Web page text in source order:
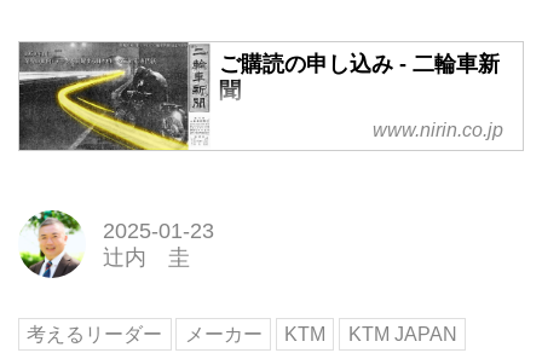
ご購読の申し込み - 二輪車新
聞
www.nirin.co.jp
2025-01-23
辻内 圭
考えるリーダー メーカー KTM
KTM JAPAN